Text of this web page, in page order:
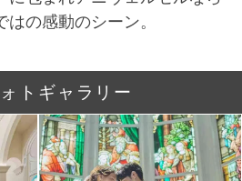
はの感動のシーン。
トギャラリー